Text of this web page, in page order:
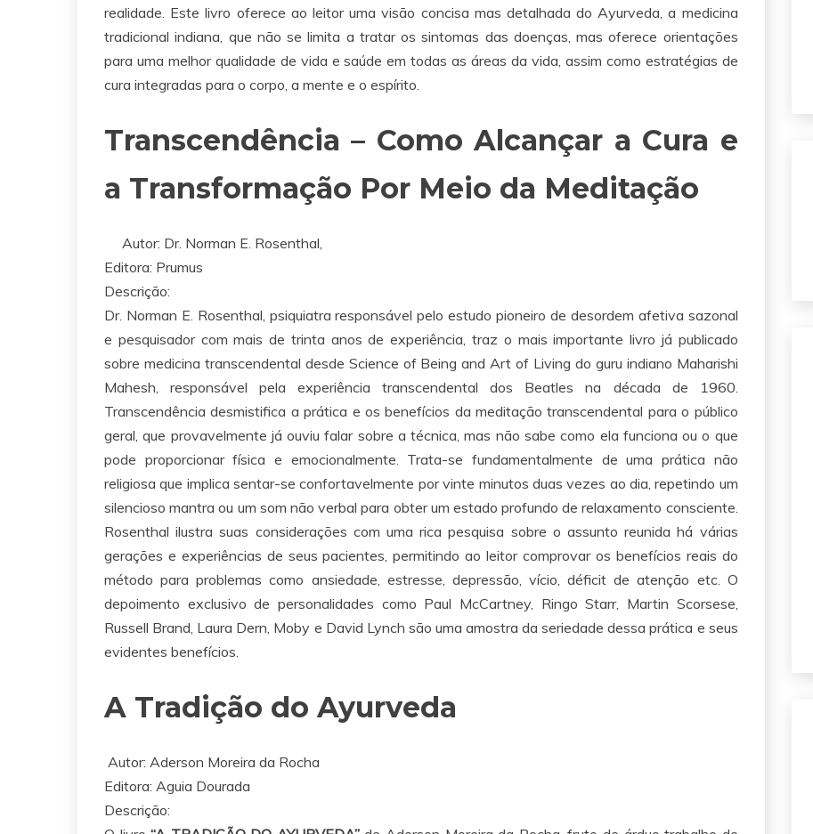
realidade. Este livro oferece ao leitor uma visão concisa mas detalhada do Ayurveda, a medicina
tradicional indiana, que não se limita a tratar os sintomas das doenças, mas oferece orientações
para uma melhor qualidade de vida e saúde em todas as áreas da vida, assim como estratégias de
cura integradas para o corpo, a mente e o espírito.
Transcendência – Como Alcançar a Cura e
a Transformação Por Meio da Meditação
Autor: Dr. Norman E. Rosenthal,
Editora: Prumus
Descrição:
Dr. Norman E. Rosenthal, psiquiatra responsável pelo estudo pioneiro de desordem afetiva sazonal
e pesquisador com mais de trinta anos de experiência, traz o mais importante livro já publicado
sobre medicina transcendental desde Science of Being and Art of Living do guru indiano Maharishi
Mahesh, responsável pela experiência transcendental dos Beatles na década de 1960.
Transcendência desmistifica a prática e os benefícios da meditação transcendental para o público
geral, que provavelmente já ouviu falar sobre a técnica, mas não sabe como ela funciona ou o que
pode proporcionar física e emocionalmente. Trata-se fundamentalmente de uma prática não
religiosa que implica sentar-se confortavelmente por vinte minutos duas vezes ao dia, repetindo um
silencioso mantra ou um som não verbal para obter um estado profundo de relaxamento consciente.
Rosenthal ilustra suas considerações com uma rica pesquisa sobre o assunto reunida há várias
gerações e experiências de seus pacientes, permitindo ao leitor comprovar os benefícios reais do
método para problemas como ansiedade, estresse, depressão, vício, déficit de atenção etc. O
depoimento exclusivo de personalidades como Paul McCartney, Ringo Starr, Martin Scorsese,
Russell Brand, Laura Dern, Moby e David Lynch são uma amostra da seriedade dessa prática e seus
evidentes benefícios.
A Tradição do Ayurveda
Autor: Aderson Moreira da Rocha
Editora: Aguia Dourada
Descrição: